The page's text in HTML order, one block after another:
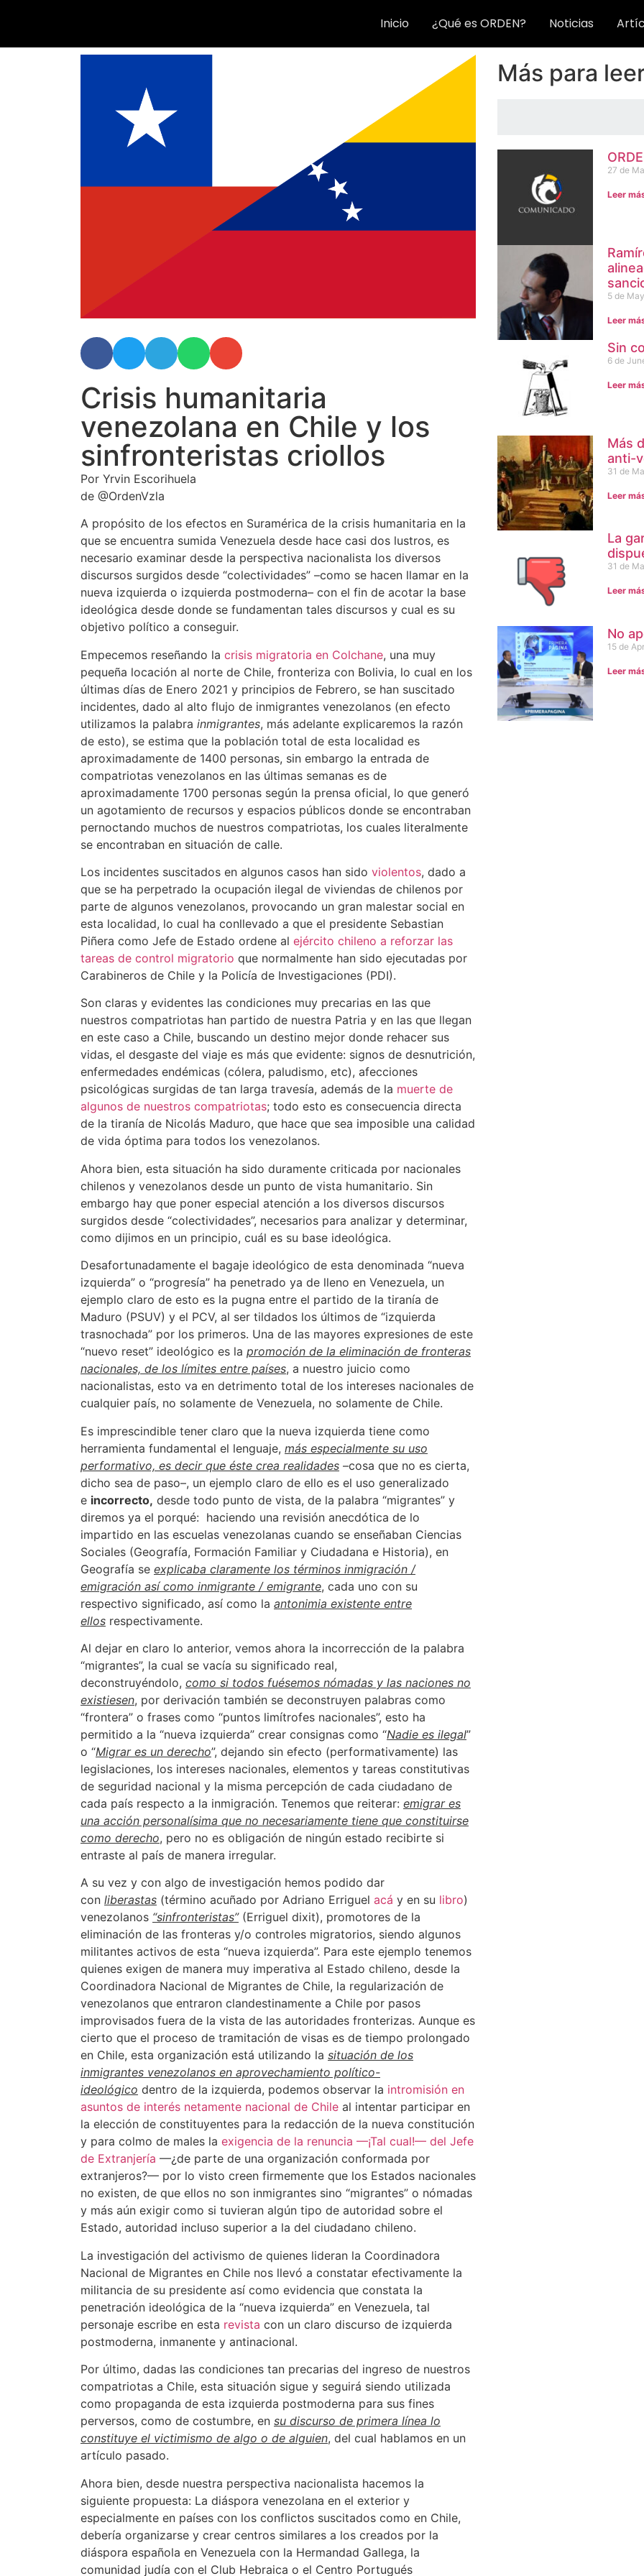
Inicio ¿Qué es ORDEN? Noticias
Crisis humanitaria
venezolana en Chile y los
sinfronteristas criollos
Por Yrvin Escorihuela
de @OrdenVzla
A propósito de los efectos en Suramérica de la crisis humanitaria en la
que se encuentra sumida Venezuela desde hace casi dos lustros, es
necesario examinar desde la perspectiva nacionalista los diversos
discursos surgidos desde “colectividades” –como se hacen llamar en la
nueva izquierda o izquierda postmoderna– con el fin de acotar la base
ideológica desde donde se fundamentan tales discursos y cual es su
objetivo político a conseguir.
Empecemos reseñando la crisis migratoria en Colchane, una muy
pequeña locación al norte de Chile, fronteriza con Bolivia, lo cual en los
últimas días de Enero 2021 y principios de Febrero, se han suscitado
incidentes, dado al alto flujo de inmigrantes venezolanos (en efecto
utilizamos la palabra inmigrantes, más adelante explicaremos la razón
de esto), se estima que la población total de esta localidad es
aproximadamente de 1400 personas, sin embargo la entrada de
compatriotas venezolanos en las últimas semanas es de
aproximadamente 1700 personas según la prensa oficial, lo que generó
un agotamiento de recursos y espacios públicos donde se encontraban
pernoctando muchos de nuestros compatriotas, los cuales literalmente
se encontraban en situación de calle.
Los incidentes suscitados en algunos casos han sido violentos, dado a
que se ha perpetrado la ocupación ilegal de viviendas de chilenos por
parte de algunos venezolanos, provocando un gran malestar social en
esta localidad, lo cual ha conllevado a que el presidente Sebastian
Piñera como Jefe de Estado ordene al ejército chileno a reforzar las
tareas de control migratorio que normalmente han sido ejecutadas por
Carabineros de Chile y la Policía de Investigaciones (PDI).
Son claras y evidentes las condiciones muy precarias en las que
nuestros compatriotas han partido de nuestra Patria y en las que llegan
en este caso a Chile, buscando un destino mejor donde rehacer sus
vidas, el desgaste del viaje es más que evidente: signos de desnutrición,
enfermedades endémicas (cólera, paludismo, etc), afecciones
psicológicas surgidas de tan larga travesía, además de la muerte de
algunos de nuestros compatriotas; todo esto es consecuencia directa
de la tiranía de Nicolás Maduro, que hace que sea imposible una calidad
de vida óptima para todos los venezolanos.
Ahora bien, esta situación ha sido duramente criticada por nacionales
chilenos y venezolanos desde un punto de vista humanitario. Sin
embargo hay que poner especial atención a los diversos discursos
surgidos desde “colectividades”, necesarios para analizar y determinar,
como dijimos en un principio, cuál es su base ideológica.
Desafortunadamente el bagaje ideológico de esta denominada “nueva
izquierda” o “progresía” ha penetrado ya de lleno en Venezuela, un
ejemplo claro de esto es la pugna entre el partido de la tiranía de
Maduro (PSUV) y el PCV, al ser tildados los últimos de “izquierda
trasnochada” por los primeros. Una de las mayores expresiones de este
“nuevo reset” ideológico es la promoción de la eliminación de fronteras
nacionales, de los límites entre países, a nuestro juicio como
nacionalistas, esto va en detrimento total de los intereses nacionales de
cualquier país, no solamente de Venezuela, no solamente de Chile.
Es imprescindible tener claro que la nueva izquierda tiene como
herramienta fundamental el lenguaje, más especialmente su uso
performativo, es decir que éste crea realidades –cosa que no es cierta,
dicho sea de paso–, un ejemplo claro de ello es el uso generalizado
e incorrecto, desde todo punto de vista, de la palabra “migrantes” y
diremos ya el porqué: haciendo una revisión anecdótica de lo
impartido en las escuelas venezolanas cuando se enseñaban Ciencias
Sociales (Geografía, Formación Familiar y Ciudadana e Historia), en
Geografía se explicaba claramente los términos inmigración /
emigración así como inmigrante / emigrante, cada uno con su
respectivo significado, así como la antonimia existente entre
ellos respectivamente.
Al dejar en claro lo anterior, vemos ahora la incorrección de la palabra
“migrantes”, la cual se vacía su significado real,
deconstruyéndolo, como si todos fuésemos nómadas y las naciones no
existiesen, por derivación también se deconstruyen palabras como
“frontera” o frases como “puntos limítrofes nacionales”, esto ha
permitido a la “nueva izquierda” crear consignas como “Nadie es ilegal”
o “Migrar es un derecho”, dejando sin efecto (performativamente) las
legislaciones, los intereses nacionales, elementos y tareas constitutivas
de seguridad nacional y la misma percepción de cada ciudadano de
cada país respecto a la inmigración. Tenemos que reiterar: emigrar es
una acción personalísima que no necesariamente tiene que constituirse
como derecho, pero no es obligación de ningún estado recibirte si
entraste al país de manera irregular.
A su vez y con algo de investigación hemos podido dar
con liberastas (término acuñado por Adriano Erriguel acá y en su libro)
venezolanos “sinfronteristas”(Erriguel dixit), promotores de la
eliminación de las fronteras y/o controles migratorios, siendo algunos
militantes activos de esta “nueva izquierda”. Para este ejemplo tenemos
quienes exigen de manera muy imperativa al Estado chileno, desde la
Coordinadora Nacional de Migrantes de Chile, la regularización de
venezolanos que entraron clandestinamente a Chile por pasos
improvisados fuera de la vista de las autoridades fronterizas. Aunque es
cierto que el proceso de tramitación de visas es de tiempo prolongado
en Chile, esta organización está utilizando la situación de los
inmigrantes venezolanos en aprovechamiento político-
ideológico dentro de la izquierda, podemos observar la intromisión en
asuntos de interés netamente nacional de Chile al intentar participar en
la elección de constituyentes para la redacción de la nueva constitución
y para colmo de males la exigencia de la renuncia —¡Tal cual!— del Jefe
de Extranjería —¿de parte de una organización conformada por
extranjeros?— por lo visto creen firmemente que los Estados nacionales
no existen, de que ellos no son inmigrantes sino “migrantes” o nómadas
y más aún exigir como si tuvieran algún tipo de autoridad sobre el
Estado, autoridad incluso superior a la del ciudadano chileno.
La investigación del activismo de quienes lideran la Coordinadora
Nacional de Migrantes en Chile nos llevó a constatar efectivamente la
militancia de su presidente así como evidencia que constata la
penetración ideológica de la “nueva izquierda” en Venezuela, tal
personaje escribe en esta revista con un claro discurso de izquierda
postmoderna, inmanente y antinacional.
Por último, dadas las condiciones tan precarias del ingreso de nuestros
compatriotas a Chile, esta situación sigue y seguirá siendo utilizada
como propaganda de esta izquierda postmoderna para sus fines
perversos, como de costumbre, en su discurso de primera línea lo
constituye el victimismo de algo o de alguien, del cual hablamos en un
artículo pasado.
Ahora bien, desde nuestra perspectiva nacionalista hacemos la
siguiente propuesta: La diáspora venezolana en el exterior y
especialmente en países con los conflictos suscitados como en Chile,
debería organizarse y crear centros similares a los creados por la
diáspora española en Venezuela con la Hermandad Gallega, la
comunidad judía con el Club Hebraica o el Centro Portugués
Más para
27 de
Leer
5 de
Leer
Sin
6 de
Leer
Más
anti-
31 de
Leer
La
31 de
Leer
No
15 de
Leer